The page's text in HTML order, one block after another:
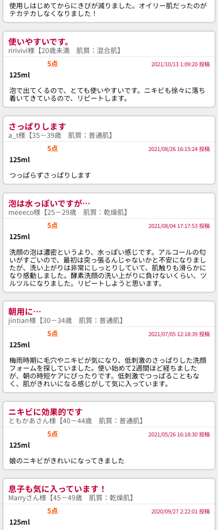
使用しはじめてからにきびが減りました。オイリー肌だったのが
テカテカしなくなりました！
使いやすいです。
ririvivi様【20歳未満 肌質：混合肌】
5点
2021/10/13 1:09:20 投稿
125ml
泡で出てくるので、とても使いやすいです。ニキビも徐々に落ち
着いてきているので、リピートします。
さっぱりします
a_t様【35－39歳 肌質：普通肌】
5点
2021/08/26 16:15:24 投稿
125ml
つっぱらずさっぱりします
泡は水っぽいですが…
meeeco様【25－29歳 肌質：乾燥肌】
5点
2021/08/04 17:17:53 投稿
125ml
洗顔の泡は濃密というより、水っぽい感じです。アルコールの匂
いがすごいので、最初は突っ張るんじゃないかと不安になりまし
たが、洗い上がりは非常にしっとりしていて、肌触りも滑らかに
なり感動しました。酵素洗顔の洗い上がりに負けないくらい、ツ
ルツルになりました。リピートしようと思います。
朝用に…
jintian様【30－34歳 肌質：普通肌】
5点
2021/07/05 12:18:39 投稿
125ml
梅雨時期に毛穴やニキビが気になり、低刺激のさっぱりした洗顔
フォームを探していました。使い始めて2週間ほど経ちました
が、朝の時短ケアにぴったりです。低刺激でつっぱることもな
く、肌がきれいになる感じがして気に入っています。
ニキビに効果的です
ともかあさん様【40－44歳 肌質：普通肌】
5点
2021/05/26 16:18:30 投稿
125ml
娘のニキビがきれいになってきました
息子も気に入っています！
Marryさん様【45－49歳 肌質：乾燥肌】
5点
2020/09/27 2:22:01 投稿
125ml